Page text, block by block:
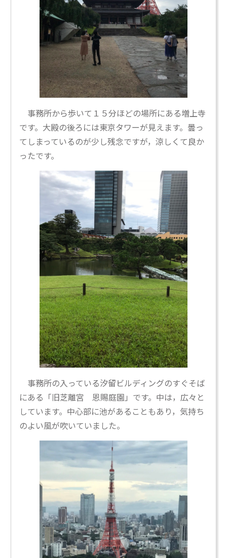
事務所から歩いて１５分ほどの場所にある増上寺
です。大殿の後ろには東京タワーが見えます。曇っ
てしまっているのが少し残念ですが，涼しくて良か
ったです。
事務所の入っている汐留ビルディングのすぐそば
にある「旧芝離宮 恩賜庭園」です。中は，広々と
しています。中心部に池があることもあり，気持ち
のよい風が吹いていました。